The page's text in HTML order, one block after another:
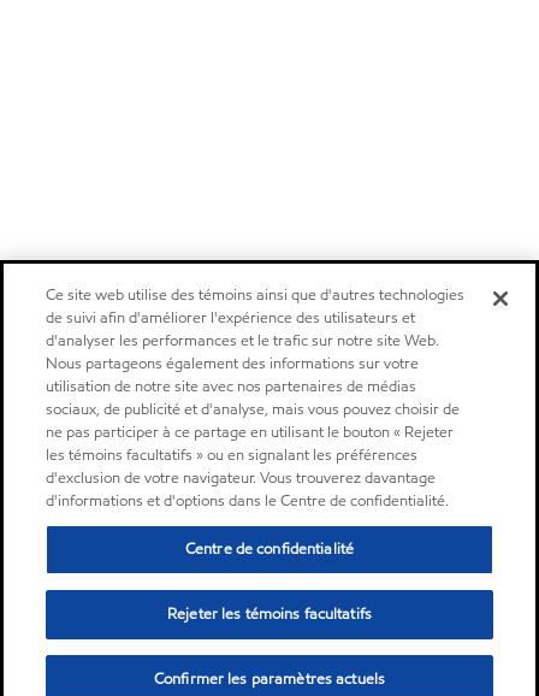
Ce site web utilise des témoins ainsi que d'autres technologies
de suivi afin d'améliorer l'expérience des utilisateurs et
d'analyser les performances et le trafic sur notre site Web.
Nous partageons également des informations sur votre
utilisation de notre site avec nos partenaires de médias
sociaux, de publicité et d'analyse, mais vous pouvez choisir de
ne pas participer à ce partage en utilisant le bouton « Rejeter
les témoins facultatifs » ou en signalant les préférences
d'exclusion de votre navigateur. Vous trouverez davantage
d'informations et d'options dans le Centre de confidentialité.
Centre de confidentialité
Rejeter les témoins facultatifs
Confirmer les paramètres actuels